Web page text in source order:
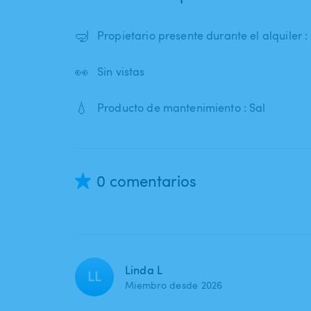
🤿 Propietario presente durante el alquiler :
👀 Sin vistas
💧 Producto de mantenimiento : Sal
0 comentarios
LL Linda L
Miembro desde 2026